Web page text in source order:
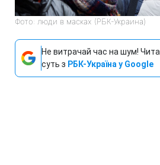
Фото: люди в масках (РБК-Украина)
Не витрачай час на шум!
суть з РБК-Україна у Google